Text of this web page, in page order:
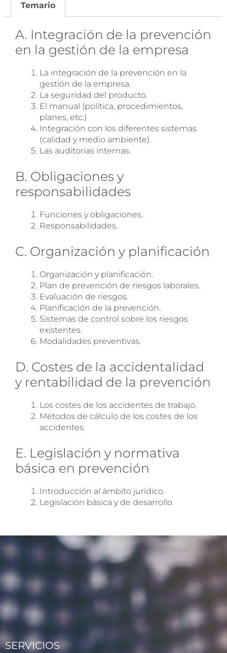
Temario
A. Integración de la prevención
en la gestión de la empresa
La integración de la prevención en la
gestión de la empresa.
La seguridad del producto.
El manual (política, procedimientos,
planes, etc.)
Integración con los diferentes sistemas
(calidad y medio ambiente).
Las auditorías internas.
B. Obligaciones y
responsabilidades
Funciones y obligaciones.
Responsabilidades.
C. Organización y planificación
Organización y planificación.
Plan de prevención de riesgos laborales.
Evaluación de riesgos.
Planificación de la prevención.
Sistemas de control sobre los riesgos
existentes.
Modalidades preventivas.
D. Costes de la accidentalidad
y rentabilidad de la prevención
Los costes de los accidentes de trabajo.
Métodos de cálculo de los costes de los
accidentes.
E. Legislación y normativa
básica en prevención
Introducción al ámbito jurídico.
Legislación básica y de desarrollo.
SERVICIOS
Nuevo servicio de
Radiografías en Unidades
Móviles
realizar radiografías in situ en nuestras
unidades de reconocimiento médico y
en nuestros servicios de reconocimiento
médico. Póngase en contacto para
recibir más información.
SOLICITA INFORMACIÓN